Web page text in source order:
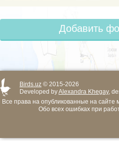
Добавить
Birds.uz © 2015-2026
Developed byAlexandra Khegay,
Все права на опубликованные на
Обо всех ошибках при